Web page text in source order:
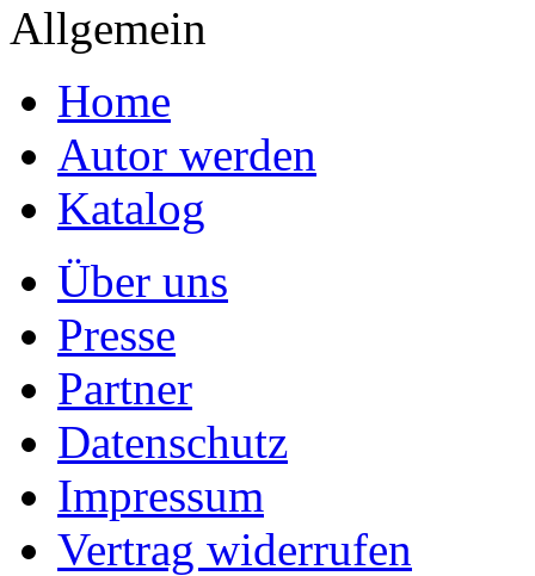
Allgemein
Home
Autor werden
Katalog
Über uns
Presse
Partner
Datenschutz
Impressum
Vertrag widerrufen